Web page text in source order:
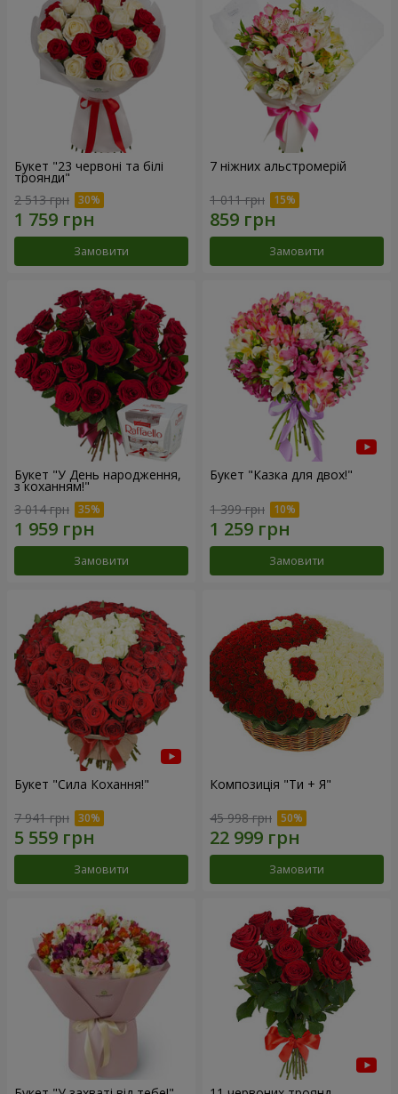
Букет "23 червоні та білі
троянди"
2 513 грн
Замовити
7 ніжних альстромерій
1 011 грн
Замовити
Букет "У День народження,
з коханням!"
3 014 грн
Замовити
Букет "Казка для двох!"
1 399 грн
Замовити
Букет "Сила Кохання!"
7 941 грн
Замовити
Композиція "Ти + Я"
45 998 грн
Замовити